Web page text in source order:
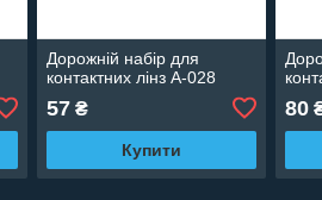
Дорожній набір для
контактних лінз A-028
57₴
Купити
80